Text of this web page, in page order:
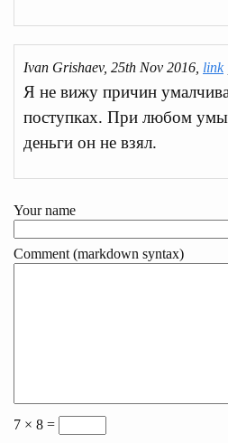
Ivan Grishaev, 25th Nov 2016, link,
Я не вижу причин
поступках. При любом
деньги он не взял.
Your name
Comment (markdown syntax)
7 × 8 =